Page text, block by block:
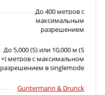
До 400 метров с
максимальным
разрешением
До 5,000 (S) или 10,000 м (S
+) метров с максимальном
разрешением в singlemode
Guntermann & Drunck